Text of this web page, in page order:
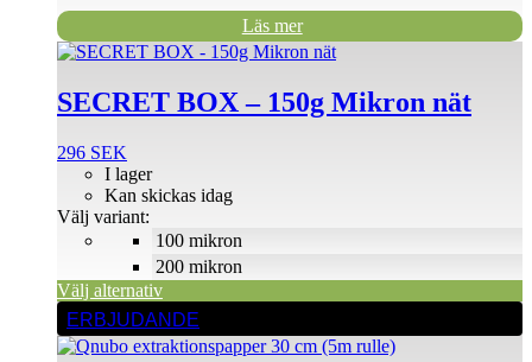
Läs mer
SECRET BOX – 150g Mikron nät
296 SEK
100 mikron
200 mikron
I lager
Kan skickas idag
Välj variant:
Välj alternativ
Den
produkten
har
varianter.
olika
alternativen
på
produktsidan
ERBJUDANDE